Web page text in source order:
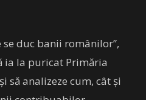
se duc banii românilor”,
ia la puricat Primăria
analizeze cum, cât și